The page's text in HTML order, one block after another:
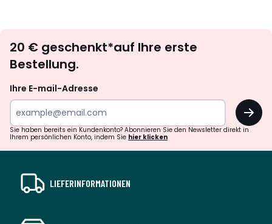
abonnieren
20 € geschenkt*auf Ihre erste
Bestellung.
Ihre E-mail-Adresse
OK
Sie haben bereits ein Kundenkonto? Abonnieren Sie den Newsletter direkt in
Ihrem persönlichen Konto, indem Sie hier klicken
LIEFERINFORMATIONEN